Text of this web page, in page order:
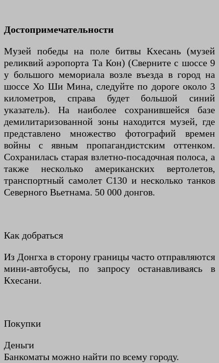
Достопримечательности
Музей победы на поле битвы Кхесань (музей
реликвий аэропорта Та Кон) (Сверните с шоссе 9
у большого мемориала возле въезда в город на
шоссе Хо Ши Мина, следуйте по дороге около 3
километров, справа будет большой синий
указатель). На наиболее сохранившейся базе
демилитаризованной зоны находится музей, где
представлено множество фотографий времен
войны с явным пропагандистским оттенком.
Сохранилась старая взлетно-посадочная полоса, а
также несколько американских вертолетов,
транспортный самолет C130 и несколько танков
Северного Вьетнама. 50 000 донгов.
Как добраться
Из Донгха в сторону границы часто отправляются
мини-автобусы, по запросу останавливаясь в
Кхесани.
Покупки
Деньги
Банкоматы можно найти по всему городу.